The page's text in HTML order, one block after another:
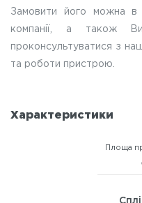
Замовити його можна в
компанії, а також
проконсультуватися з
та роботи пристрою.
Характеристики
Площа